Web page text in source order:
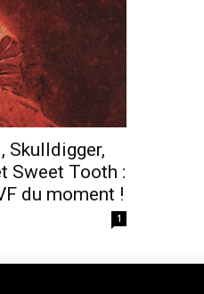
Skulldigger,
Sweet Tooth :
du moment !
1